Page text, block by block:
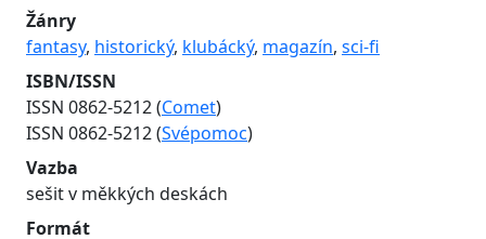
Žánry
fantasy, historický, klubácký, magazín, sci-fi
ISBN/ISSN
ISSN 0862-5212 (Comet)
ISSN 0862-5212 (Svépomoc)
Vazba
sešit v měkkých deskách
Formát